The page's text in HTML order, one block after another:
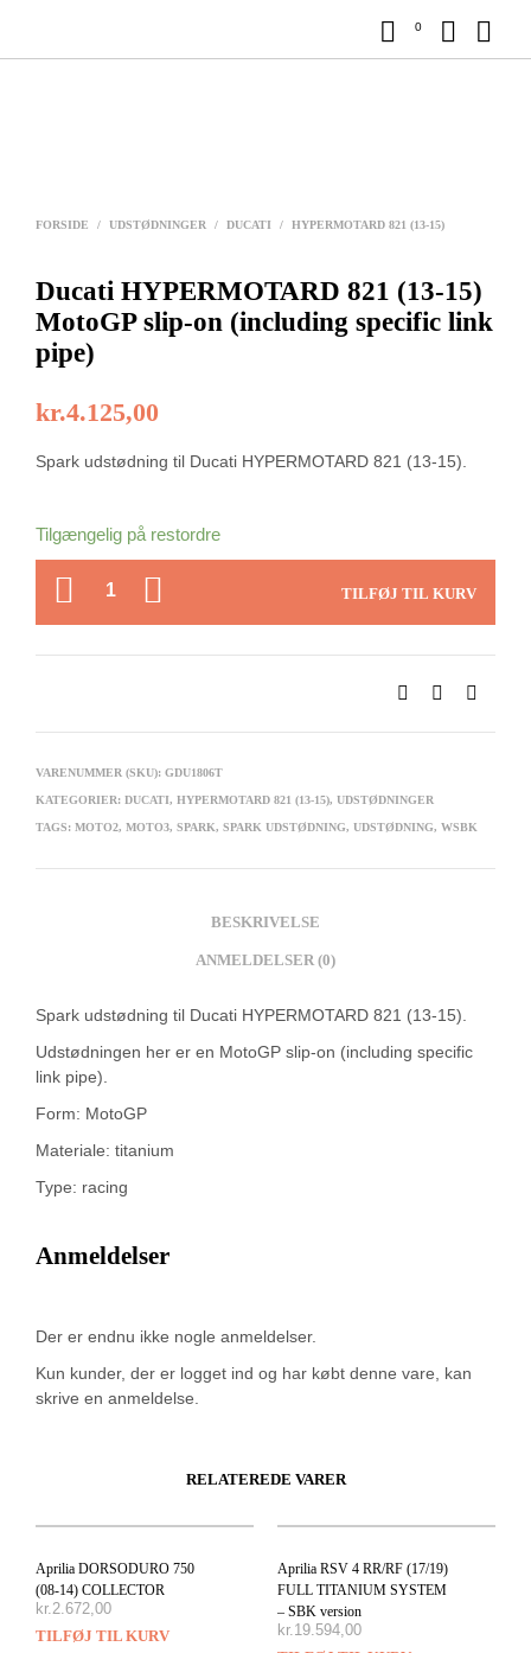
0
FORSIDE / UDSTØDNINGER / DUCATI / HYPERMOTARD 821 (13-15)
Ducati HYPERMOTARD 821 (13-15)
MotoGP slip-on (including specific link
pipe)
kr.4.125,00
Spark udstødning til Ducati HYPERMOTARD 821 (13-15).
Tilgængelig på restordre
ANTAL
TILFØJ TIL KURV
VARENUMMER (SKU): GDU1806T
KATEGORIER: DUCATI, HYPERMOTARD 821 (13-15), UDSTØDNINGER
TAGS: MOTO2, MOTO3, SPARK, SPARK UDSTØDNING, UDSTØDNING, WSBK
BESKRIVELSE
ANMELDELSER (0)
Spark udstødning til Ducati HYPERMOTARD 821 (13-15).
Udstødningen her er en MotoGP slip-on (including specific
link pipe).
Form: MotoGP
Materiale: titanium
Type: racing
Anmeldelser
Der er endnu ikke nogle anmeldelser.
Kun kunder, der er logget ind og har købt denne vare, kan
skrive en anmeldelse.
RELATEREDE VARER
Aprilia DORSODURO 750
(08-14) COLLECTOR
kr.2.672,00
TILFØJ TIL KURV
Aprilia RSV 4 RR/RF (17/19)
FULL TITANIUM SYSTEM
– SBK version
kr.19.594,00